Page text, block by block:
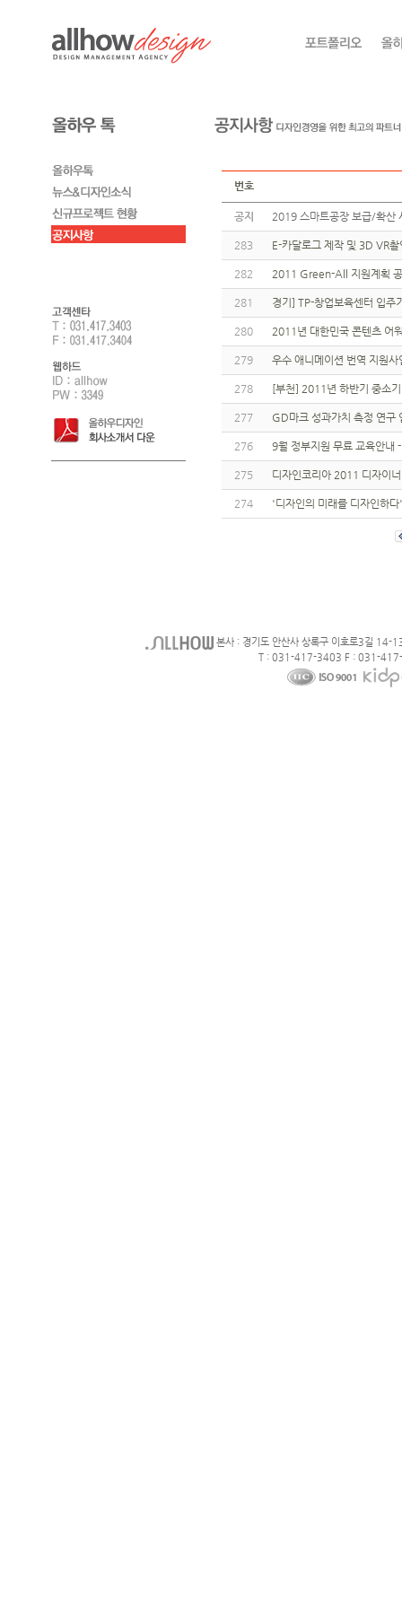
번호
공지 2019 스마트공장 보급/확
283 E-카달로그 제작 및 3D VR
282 2011 Green-All 지원계획
281 경기] TP-창업보육센터 입주
280 2011년 대한민국 콘텐츠 어
279 우수 애니메이션 번역 지원
278 [부천] 2011년 하반기 중소
277 GD마크 성과가치 측정 연구
276 9월 정부지원 무료 교육안내
275 디자인코리아 2011 디자이
274 '디자인의 미래를 디자인하
본사 : 경기도 안산사 상록구 이호로3길 14-
T : 031-417-3403 F : 031-